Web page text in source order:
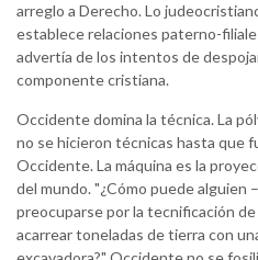
arreglo a Derecho. Lo
establece relaciones paterno-
advertía de los intentos de
componente cristiana.
Occidente domina la técnica. La
no se hicieron técnicas hasta que
Occidente. La máquina es la
del mundo. "¿Cómo puede alguien
preocuparse por la tecnificación de
acarrear toneladas de tierra con